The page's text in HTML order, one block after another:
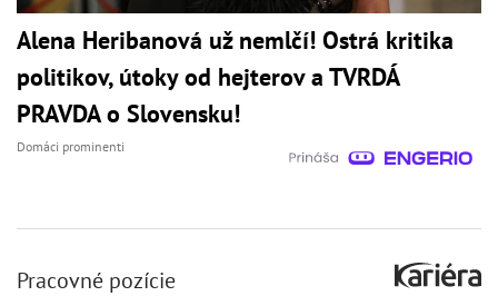
Alena Heribanová už nemlčí! Ostrá kritika
politikov, útoky od hejterov a TVRDÁ
PRAVDA o Slovensku!
Domáci prominenti
Pracovné pozície